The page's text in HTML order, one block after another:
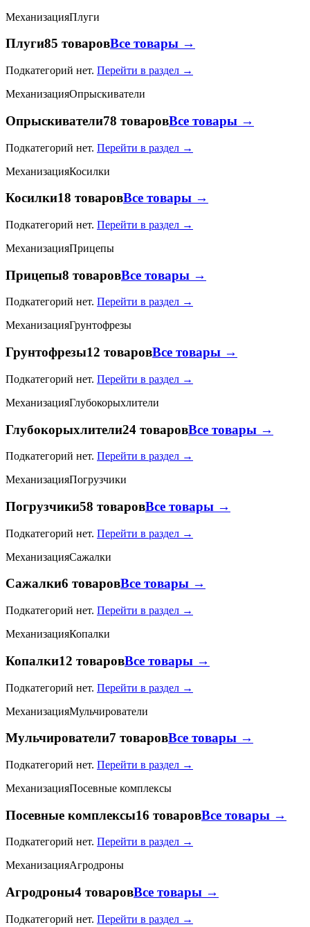
МеханизацияПлуги
Плуги85 товаровВсе товары →
Подкатегорий нет. Перейти в раздел →
МеханизацияОпрыскиватели
Опрыскиватели78 товаровВсе товары →
Подкатегорий нет. Перейти в раздел →
МеханизацияКосилки
Косилки18 товаровВсе товары →
Подкатегорий нет. Перейти в раздел →
МеханизацияПрицепы
Прицепы8 товаровВсе товары →
Подкатегорий нет. Перейти в раздел →
МеханизацияГрунтофрезы
Грунтофрезы12 товаровВсе товары →
Подкатегорий нет. Перейти в раздел →
МеханизацияГлубокорыхлители
Глубокорыхлители24 товаровВсе товары →
Подкатегорий нет. Перейти в раздел →
МеханизацияПогрузчики
Погрузчики58 товаровВсе товары →
Подкатегорий нет. Перейти в раздел →
МеханизацияСажалки
Сажалки6 товаровВсе товары →
Подкатегорий нет. Перейти в раздел →
МеханизацияКопалки
Копалки12 товаровВсе товары →
Подкатегорий нет. Перейти в раздел →
МеханизацияМульчирователи
Мульчирователи7 товаровВсе товары →
Подкатегорий нет. Перейти в раздел →
МеханизацияПосевные комплексы
Посевные комплексы16 товаровВсе товары →
Подкатегорий нет. Перейти в раздел →
МеханизацияАгродроны
Агродроны4 товаровВсе товары →
Подкатегорий нет. Перейти в раздел →